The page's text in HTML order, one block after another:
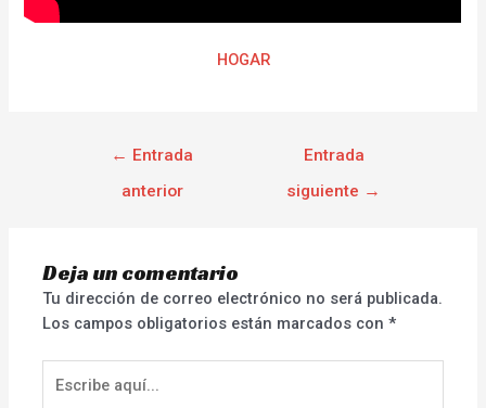
HOGAR
← Entrada
anterior
Entrada
siguiente →
Deja un comentario
Tu dirección de correo electrónico no será publicada.
Los campos obligatorios están marcados con*
aquí...